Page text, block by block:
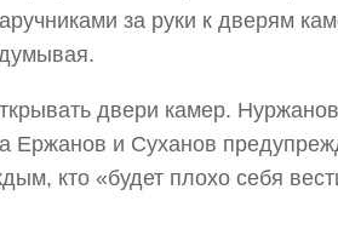
за руки к дверям
двери камер.
Ержанов и Суханов
кто «будет плохо себя